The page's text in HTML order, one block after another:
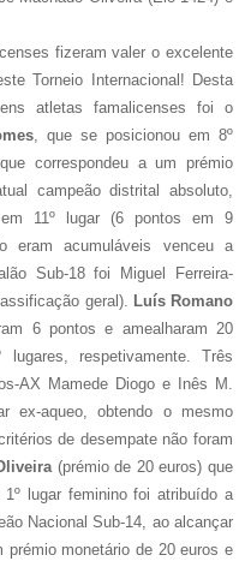
fizeram valer o excelente
Torneio Internacional! Desta
atletas famalicenses foi o
, que se posicionou em 8º
correspondeu a um prémio
campeão distrital absoluto,
11º lugar (6 pontos em 9
acumuláveis venceu a
Sub-18 foi Miguel Ferreira-
geral). Luís Romano
6 pontos e amealharam 20
respetivamente. Três
AX Mamede Diogo e Inês M.
ex-aqueo, obtendo o mesmo
de desempate não foram
(prémio de 20 euros) que
lugar feminino foi atribuído a
Nacional Sub-14, ao alcançar
prémio monetário de 20 euros e